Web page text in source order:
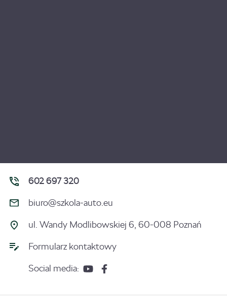
602 697 320
biuro@szkola-auto.eu
ul. Wandy Modlibowskiej 6, 60-008 Poznań
Formularz kontaktowy
Social media: